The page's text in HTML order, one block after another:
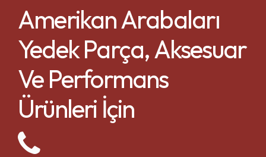
Amerikan Arabaları
Yedek Parça, Aksesuar
Ve Performans
Ürünleri İçin